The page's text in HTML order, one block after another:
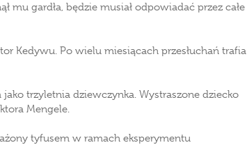
mu gardła, będzie musiał odpowiadać przez całe
Kedywu. Po wielu miesiącach przesłuchań trafia
jako trzyletnia dziewczynka. Wystraszone dziecko
Mengele.
tyfusem w ramach eksperymentu